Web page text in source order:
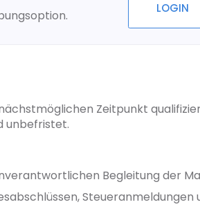
LOGIN
Zeitpunkt
unbefristet.
Begleitung der
Steueranmeldungen